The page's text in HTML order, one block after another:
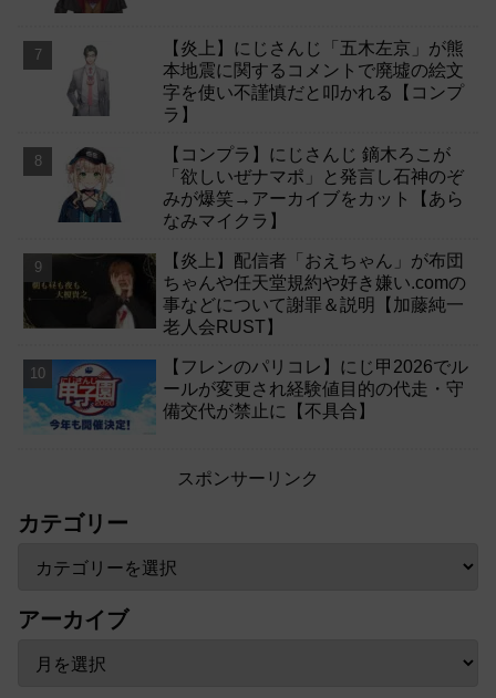
【炎上】にじさんじ「五木左京」が熊
本地震に関するコメントで廃墟の絵文
字を使い不謹慎だと叩かれる【コンプ
ラ】
【コンプラ】にじさんじ 鏑木ろこが
「欲しいぜナマポ」と発言し石神のぞ
みが爆笑→アーカイブをカット【あら
なみマイクラ】
【炎上】配信者「おえちゃん」が布団
ちゃんや任天堂規約や好き嫌い.comの
事などについて謝罪＆説明【加藤純一
老人会RUST】
【フレンのパリコレ】にじ甲2026でル
ールが変更され経験値目的の代走・守
備交代が禁止に【不具合】
スポンサーリンク
カテゴリー
アーカイブ